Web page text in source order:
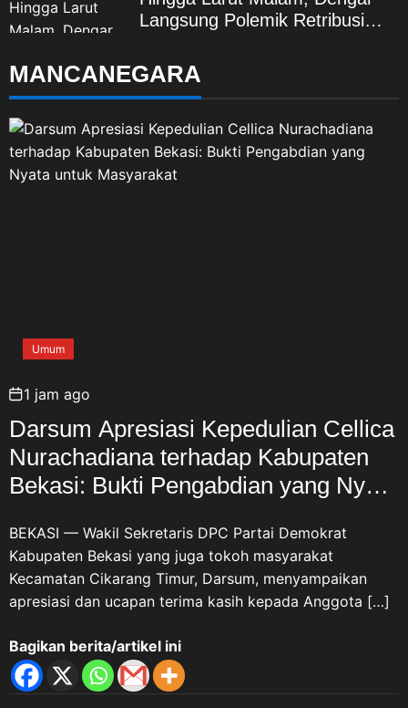
Langsung Polemik Retribusi
MANCANEGARA
Umum
1 jam ago
Darsum Apresiasi Kepedulian Cellica
Nurachadiana terhadap Kabupaten
Bekasi: Bukti Pengabdian yang Nyata
BEKASI — Wakil Sekretaris DPC Partai Demokrat
Kabupaten Bekasi yang juga tokoh masyarakat
Kecamatan Cikarang Timur, Darsum, menyampaikan
apresiasi dan ucapan terima kasih kepada Anggota […]
Bagikan berita/artikel ini